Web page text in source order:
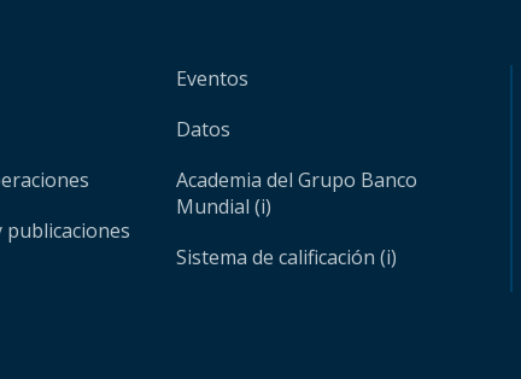
publicaciones
Eventos
Datos
Academia del Grupo Banco
Mundial (i)
Sistema de calificación (i)